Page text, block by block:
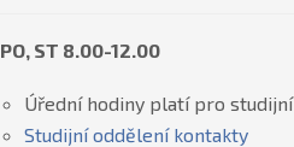
PO, ST 8.00-12.00
Úřední hodiny platí pro
Studijní oddělení kontakty